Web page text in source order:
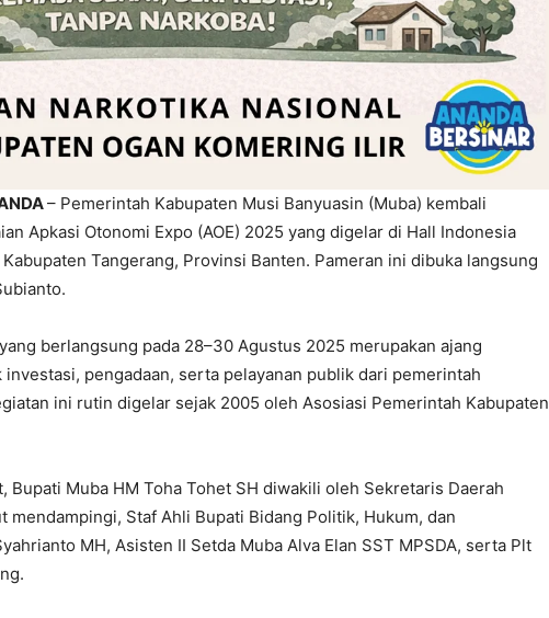
– Pemerintah Kabupaten Musi Banyuasin (Muba) kembali
Apkasi Otonomi Expo (AOE) 2025 yang digelar di Hall Indonesia
Tangerang, Provinsi Banten. Pameran ini dibuka langsung
berlangsung pada 28–30 Agustus 2025 merupakan ajang
pengadaan, serta pelayanan publik dari pemerintah
ini rutin digelar sejak 2005 oleh Asosiasi Pemerintah Kabupaten
Bupati Muba HM Toha Tohet SH diwakili oleh Sekretaris Daerah
mendampingi, Staf Ahli Bupati Bidang Politik, Hukum, dan
MH, Asisten II Setda Muba Alva Elan SST MPSDA, serta Plt